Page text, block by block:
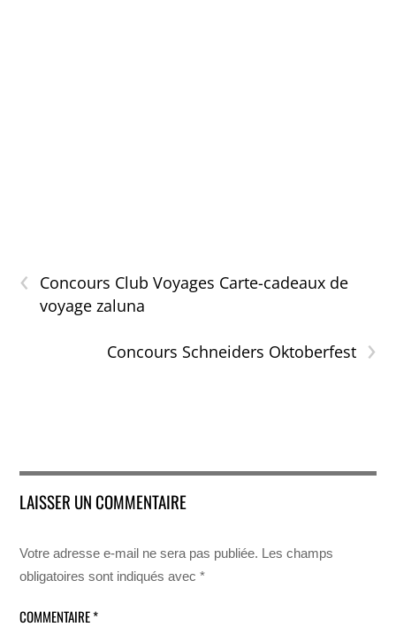
‹
Concours Club Voyages Carte-cadeaux de
voyage zaluna
›
Concours Schneiders Oktoberfest
LAISSER UN COMMENTAIRE
Votre adresse e-mail ne sera pas publiée. Les champs
obligatoires sont indiqués avec*
COMMENTAIRE*